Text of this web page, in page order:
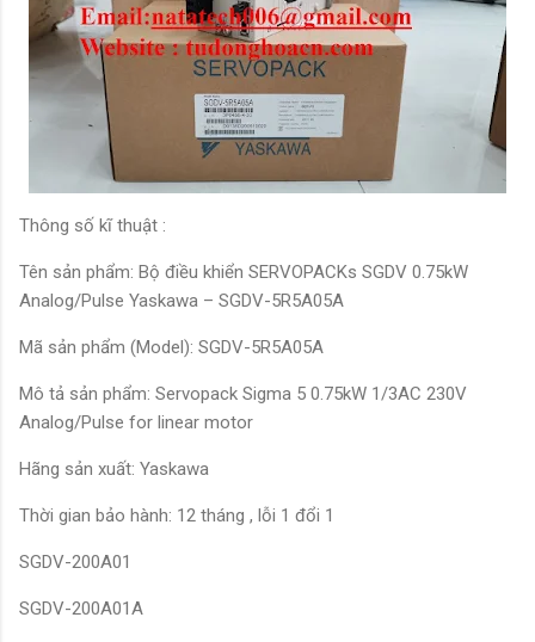
Thông số kĩ thuật :
Tên sản phẩm: Bộ điều khiển SERVOPACKs SGDV 0.75kW
Analog/Pulse Yaskawa – SGDV-5R5A05A
Mã sản phẩm (Model): SGDV-5R5A05A
Mô tả sản phẩm: Servopack Sigma 5 0.75kW 1/3AC 230V
Analog/Pulse for linear motor
Hãng sản xuất: Yaskawa
Thời gian bảo hành: 12 tháng , lỗi 1 đổi 1
SGDV-200A01
SGDV-200A01A